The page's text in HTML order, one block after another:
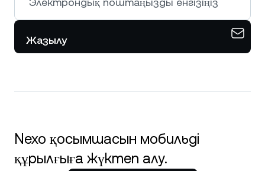
Жазылу
Nexo қосымшасын мобильді
құрылғыға жүктеп алу.